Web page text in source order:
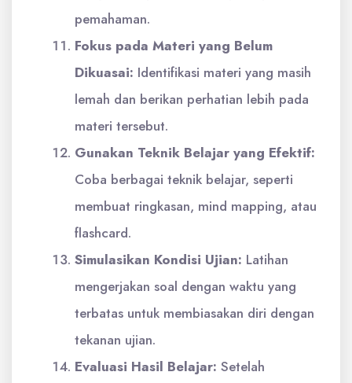
pemahaman.
Fokus pada Materi yang Belum
Dikuasai: Identifikasi materi yang masih
lemah dan berikan perhatian lebih pada
materi tersebut.
Gunakan Teknik Belajar yang Efektif:
Coba berbagai teknik belajar, seperti
membuat ringkasan, mind mapping, atau
flashcard.
Simulasikan Kondisi Ujian: Latihan
mengerjakan soal dengan waktu yang
terbatas untuk membiasakan diri dengan
tekanan ujian.
Evaluasi Hasil Belajar: Setelah